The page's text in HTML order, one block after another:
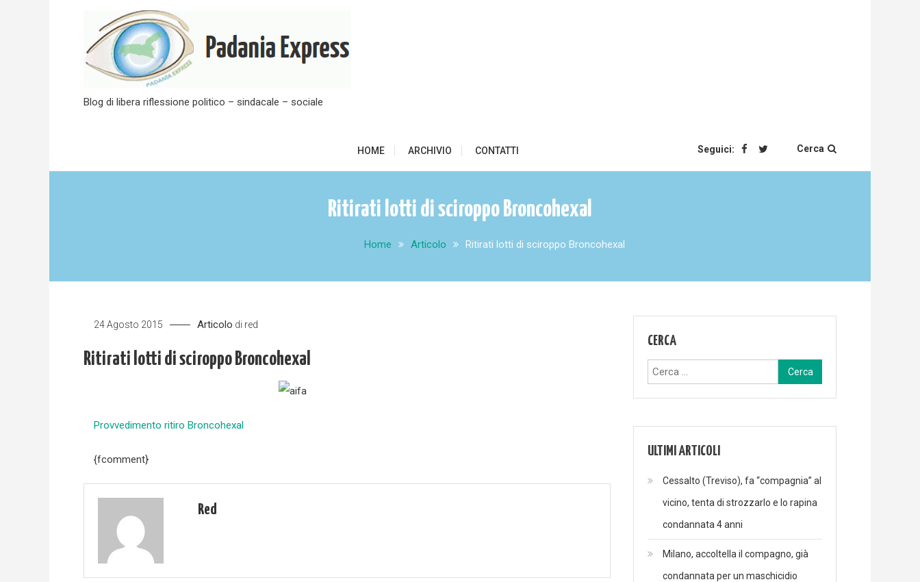
Blog di libera riflessione politico – sindacale – sociale
HOME ARCHIVIO CONTATTI Seguici: Cerca
Ritirati lotti di sciroppo Broncohexal
Home Articolo Ritirati lotti di sciroppo Broncohexal
24 Agosto 2015 Articolo di red
Ritirati lotti di sciroppo Broncohexal
Provvedimento ritiro Broncohexal
{fcomment}
Red
CERCA
Ricerca
per:
ULTIMI ARTICOLI
Cessalto (Treviso), fa “compagnia” al
vicino, tenta di strozzarlo e lo rapina
condannata 4 anni
Milano, accoltella il compagno, già
condannata per un maschicidio